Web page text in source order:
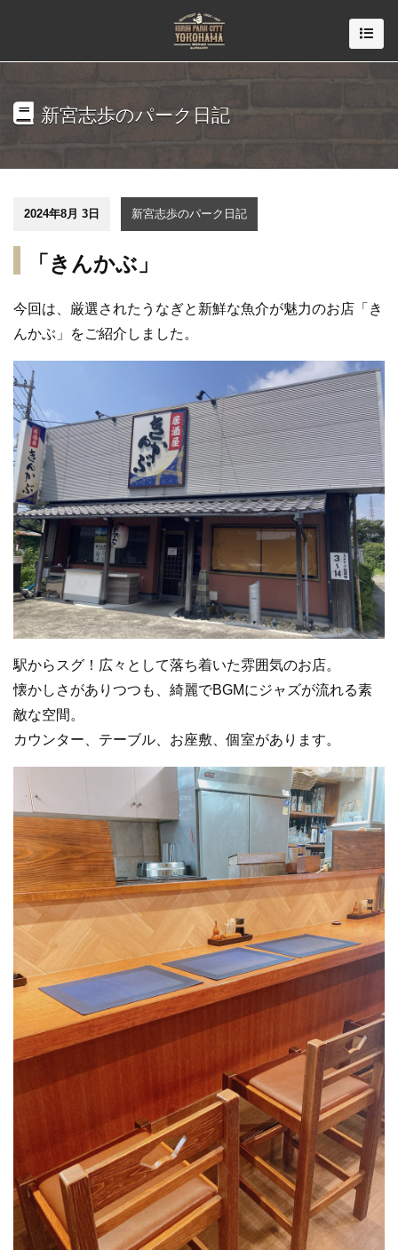
新宮志歩のパーク日記
2024年8月 3日 新宮志歩のパーク日記
「きんかぶ」
今回は、厳選されたうなぎと新鮮な魚介が魅力のお店「き
んかぶ」をご紹介しました。
駅からスグ！広々として落ち着いた雰囲気のお店。
懐かしさがありつつも、綺麗でBGMにジャズが流れる素
敵な空間。
カウンター、テーブル、お座敷、個室があります。